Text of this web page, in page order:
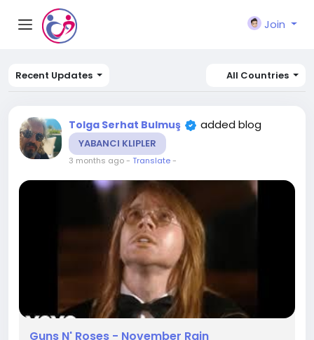
Join
Recent Updates All Countries
Tolga Serhat Bulmuş added blog
YABANCI KLIPLER
3 months ago- Translate-
Guns N' Roses - November Rain